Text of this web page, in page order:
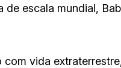
de escala mundial,
com vida